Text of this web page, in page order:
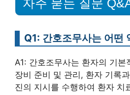
자주 묻는 질문
Q1: 간호조무사는 어떤
A1: 간호조무사는 환자의 기본
장비 준비 및 관리, 환자 기록
진의 지시를 수행하여 환자 치